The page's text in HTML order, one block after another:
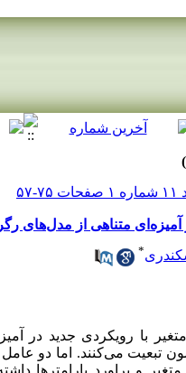
۵۷
آمیزه‌ای متناهی از مدل‌های
*
با رویکردی جدید در
تبعیت می‌کنند. اما دو
متغیر و براورد پارامترها